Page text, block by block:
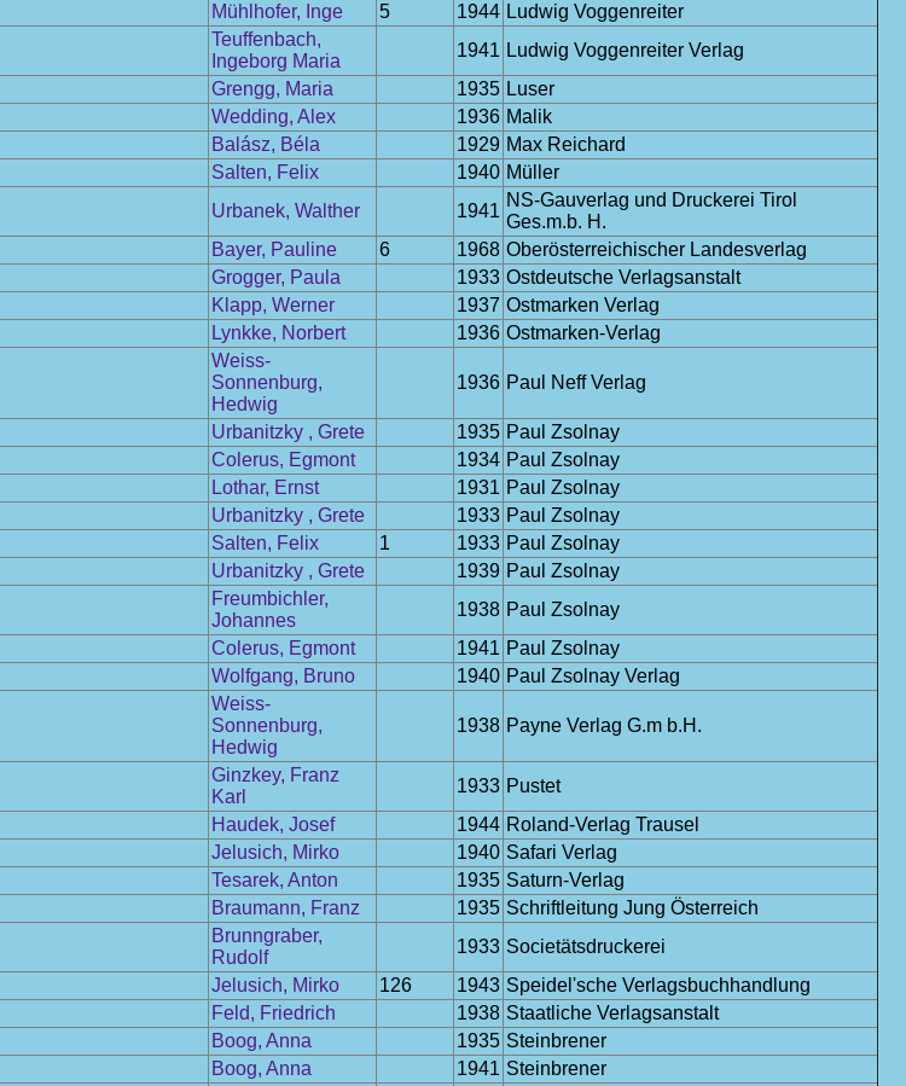
Mühlhofer, Inge 5 1944 Ludwig Voggenreiter
Teuffenbach,
Ingeborg Maria
1941 Ludwig Voggenreiter Verlag
Grengg, Maria 1935 Luser
Wedding, Alex 1936 Malik
Balász, Béla 1929 Max Reichard
Salten, Felix 1940 Müller
Urbanek, Walther 1941
NS-Gauverlag und Druckerei Tirol
Ges.m.b. H.
Bayer, Pauline 6 1968 Oberösterreichischer Landesverlag
Grogger, Paula 1933 Ostdeutsche Verlagsanstalt
Klapp, Werner 1937 Ostmarken Verlag
Lynkke, Norbert 1936 Ostmarken-Verlag
Weiss-
Sonnenburg,
Hedwig
1936 Paul Neff Verlag
Urbanitzky , Grete 1935 Paul Zsolnay
Colerus, Egmont 1934 Paul Zsolnay
Lothar, Ernst 1931 Paul Zsolnay
Urbanitzky , Grete 1933 Paul Zsolnay
Salten, Felix 1 1933 Paul Zsolnay
Urbanitzky , Grete 1939 Paul Zsolnay
Freumbichler,
Johannes
1938 Paul Zsolnay
Colerus, Egmont 1941 Paul Zsolnay
Wolfgang, Bruno 1940 Paul Zsolnay Verlag
Weiss-
Sonnenburg,
Hedwig
1938 Payne Verlag G.m b.H.
Ginzkey, Franz
Karl
1933 Pustet
Haudek, Josef 1944 Roland-Verlag Trausel
Jelusich, Mirko 1940 Safari Verlag
Tesarek, Anton 1935 Saturn-Verlag
Braumann, Franz 1935 Schriftleitung Jung Österreich
Brunngraber,
Rudolf
1933 Societätsdruckerei
Jelusich, Mirko 126 1943 Speidel'sche Verlagsbuchhandlung
Feld, Friedrich 1938 Staatliche Verlagsanstalt
Boog, Anna 1935 Steinbrener
Boog, Anna 1941 Steinbrener